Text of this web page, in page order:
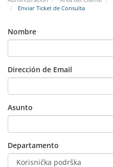
Enviar Ticket de Consulta
Nombre
Dirección de Email
Asunto
Departamento